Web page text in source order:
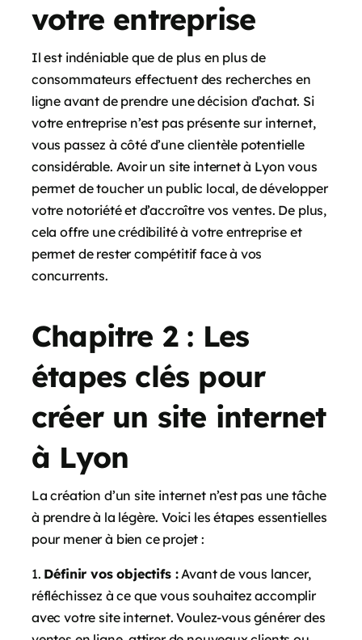
votre entreprise
Il est indéniable que de plus en plus de
consommateurs effectuent des recherches en
ligne avant de prendre une décision d’achat. Si
votre entreprise n’est pas présente sur internet,
vous passez à côté d’une clientèle potentielle
considérable. Avoir un site internet à Lyon vous
permet de toucher un public local, de développer
votre notoriété et d’accroître vos ventes. De plus,
cela offre une crédibilité à votre entreprise et
permet de rester compétitif face à vos
concurrents.
Chapitre 2 : Les
étapes clés pour
créer un site internet
à Lyon
La création d’un site internet n’est pas une tâche
à prendre à la légère. Voici les étapes essentielles
pour mener à bien ce projet :
Définir vos objectifs :Avant de vous lancer,
réfléchissez à ce que vous souhaitez accomplir
avec votre site internet. Voulez-vous générer des